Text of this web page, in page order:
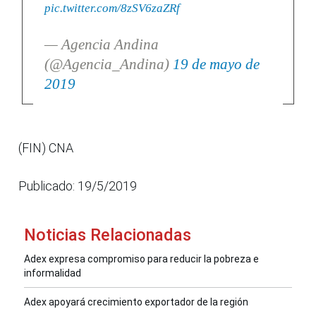
pic.twitter.com/8zSV6zaZRf
— Agencia Andina
(@Agencia_Andina) 19 de mayo de
2019
(FIN) CNA
Publicado: 19/5/2019
Noticias Relacionadas
Adex expresa compromiso para reducir la pobreza e
informalidad
Adex apoyará crecimiento exportador de la región